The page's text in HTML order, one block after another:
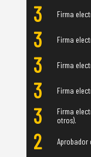
3 Firma
3 Firma
3 Firma
3 Firma
3
Firma
otros).
2 Aprobador